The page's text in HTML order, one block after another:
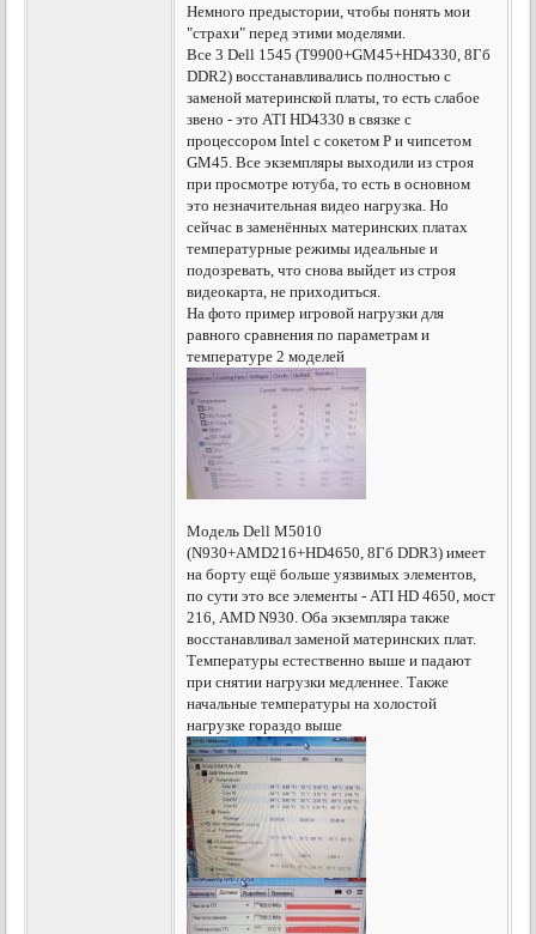
Немного предыстории, чтобы понять мои
"страхи" перед этими моделями.
Все 3 Dell 1545 (T9900+GM45+HD4330, 8Гб
DDR2) восстанавливались полностью с
заменой материнской платы, то есть слабое
звено - это ATI HD4330 в связке с
процессором Intel с сокетом P и чипсетом
GM45. Все экземпляры выходили из строя
при просмотре ютуба, то есть в основном
это незначительная видео нагрузка. Но
сейчас в заменённых материнских платах
температурные режимы идеальные и
подозревать, что снова выйдет из строя
видеокарта, не приходиться.
На фото пример игровой нагрузки для
равного сравнения по параметрам и
температуре 2 моделей
Модель Dell M5010
(N930+AMD216+HD4650, 8Гб DDR3) имеет
на борту ещё больше уязвимых элементов,
по сути это все элементы - ATI HD 4650, мост
216, AMD N930. Оба экземпляра также
восстанавливал заменой материнских плат.
Температуры естественно выше и падают
при снятии нагрузки медленнее. Также
начальные температуры на холостой
нагрузке гораздо выше